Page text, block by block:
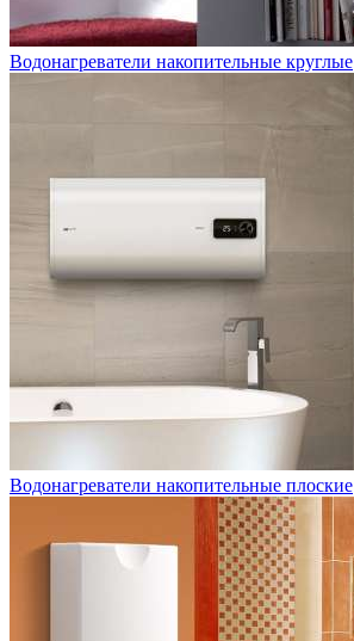
Водонагреватели накопительные круглые
Водонагреватели накопительные плоские